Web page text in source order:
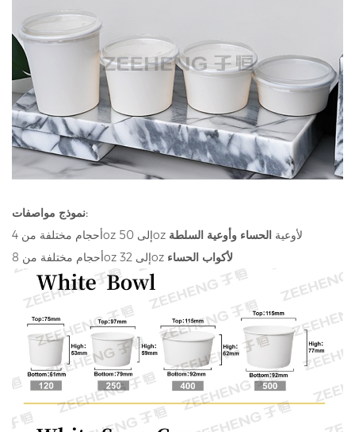
نموذج مواصفات:
أحجام مختلفة من 4oz إلى 50oz لأوعية الحساء وأوعية السلطة
أحجام مختلفة من 8oz إلى 32oz لأكواب الحساء